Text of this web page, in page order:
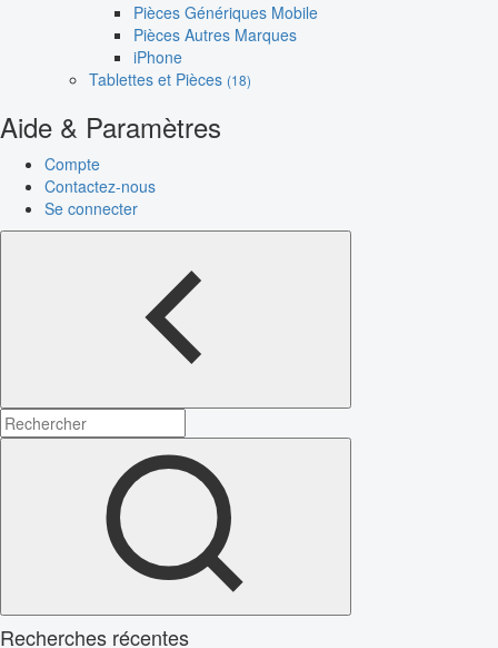
Pièces Génériques Mobile
Pièces Autres Marques
iPhone
Tablettes et Pièces (18)
Aide & Paramètres
Compte
Contactez-nous
Se connecter
Recherches récentes